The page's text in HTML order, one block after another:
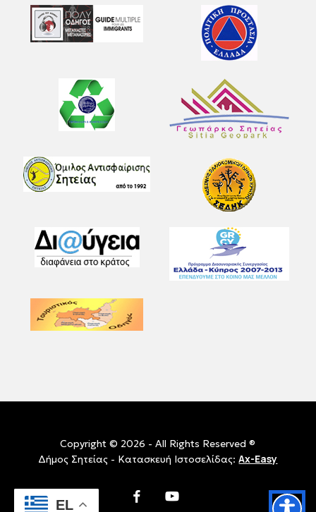
Copyright © 2026 - All Rights Reserved ®
Δήμος Σητείας - Κατασκευή Ιστοσελίδας:Ax-Easy
facebookyoutube
EL